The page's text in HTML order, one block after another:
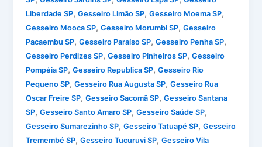
Liberdade SP,Gesseiro Limão SP,Gesseiro Moema SP,
Gesseiro Mooca SP,Gesseiro Morumbi SP,Gesseiro
Pacaembu SP,Gesseiro Paraíso SP,Gesseiro Penha SP,
Gesseiro Perdizes SP,Gesseiro Pinheiros SP,Gesseiro
Pompéia SP,Gesseiro Republica SP,Gesseiro Rio
Pequeno SP,Gesseiro Rua Augusta SP,Gesseiro Rua
Oscar Freire SP,Gesseiro Sacomã SP,Gesseiro Santana
SP,Gesseiro Santo Amaro SP,Gesseiro Saúde SP,
Gesseiro Sumarezinho SP,Gesseiro Tatuapé SP,Gesseiro
Tremembé SP,Gesseiro Tucuruvi SP,Gesseiro Vila